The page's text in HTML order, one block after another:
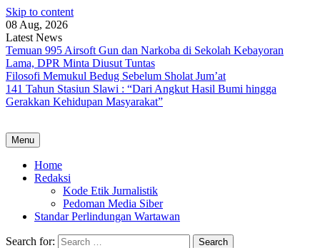
Skip to content
08 Aug, 2026
Latest News
Temuan 995 Airsoft Gun dan Narkoba di Sekolah Kebayoran
Lama, DPR Minta Diusut Tuntas
Filosofi Memukul Bedug Sebelum Sholat Jum’at
141 Tahun Stasiun Slawi : “Dari Angkut Hasil Bumi hingga
Gerakkan Kehidupan Masyarakat”
Menu
Home
Redaksi
Kode Etik Jurnalistik
Pedoman Media Siber
Standar Perlindungan Wartawan
Search for: